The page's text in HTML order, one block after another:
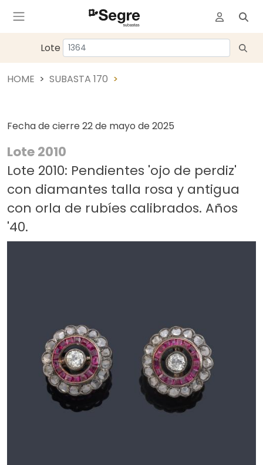
Lote
HOME SUBASTA 170
Fecha de cierre 22 de mayo de 2025
Lote 2010
Lote 2010: Pendientes 'ojo de perdiz'
con diamantes talla rosa y antigua
con orla de rubíes calibrados. Años
'40.